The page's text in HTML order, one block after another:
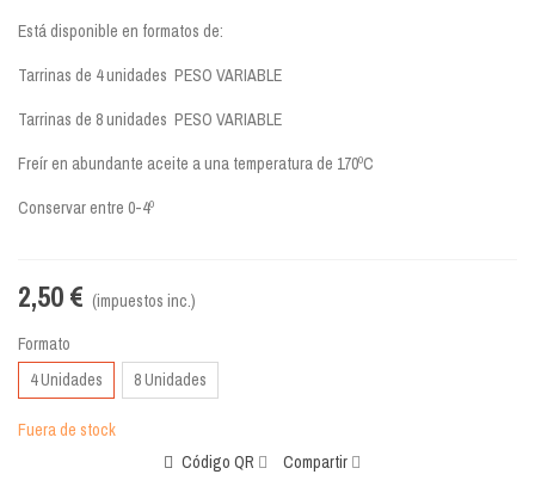
Está disponible en formatos de:
Tarrinas de 4 unidades PESO VARIABLE
Tarrinas de 8 unidades PESO VARIABLE
Freír en abundante aceite a una temperatura de 170ºC
Conservar entre 0-4º
2,50 € (impuestos inc.)
Formato
4 Unidades
8 Unidades
Fuera de stock
Código QR
Compartir